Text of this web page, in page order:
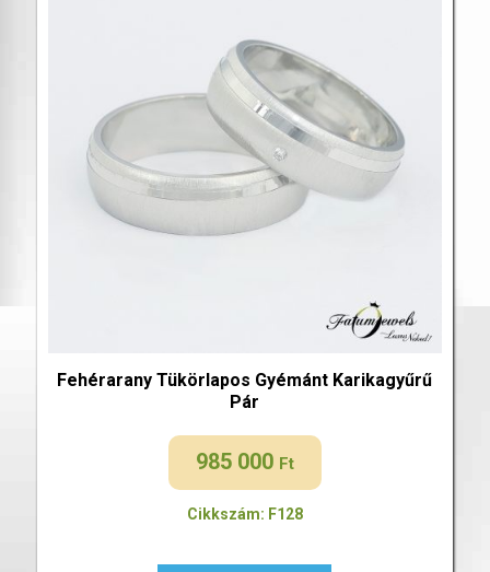
Fehérarany Tükörlapos Gyémánt Karikagyűrű
Pár
985 000 Ft
Cikkszám: F128